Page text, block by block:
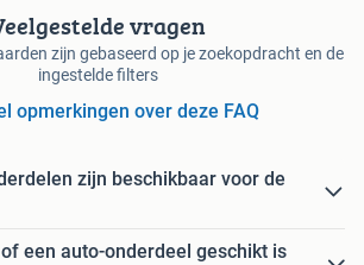
vragen
zijn gebaseerd op je zoekopdracht en de
ingestelde filters
opmerkingen over deze FAQ
zijn beschikbaar voor de
een auto-onderdeel geschikt is